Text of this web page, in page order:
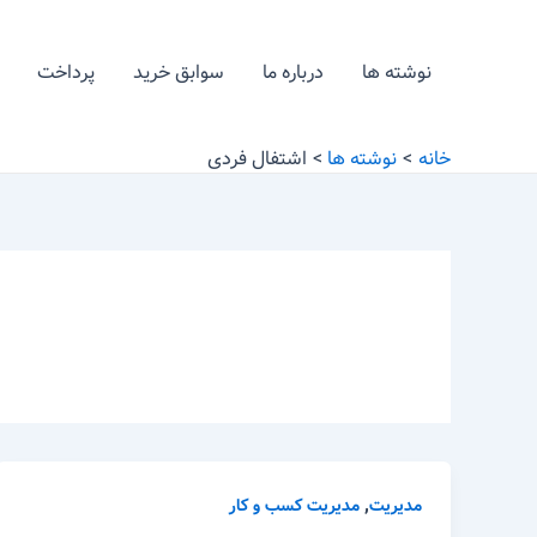
نوشته ها درباره ما سوابق خرید پرداخت
خانه نوشته ها اشتفال فردی
مدیریت,مدیریت کسب و کار